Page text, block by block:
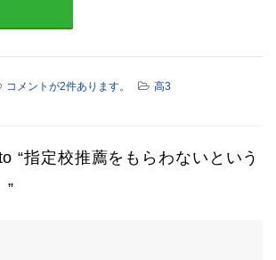
コメントが2件あります。 高3
“指定校推薦をもらわないという
”